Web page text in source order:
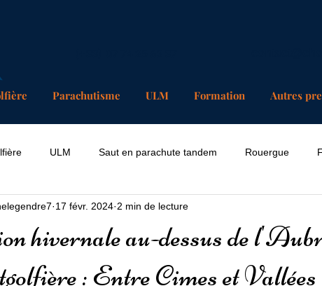
Parachutisme ULM Formation Autres
ULM Saut en parachute tandem Rouergue
hivernale au-dessus de
: Entre Cimes et Vallées
17 févr. 2024 2 min de lecture